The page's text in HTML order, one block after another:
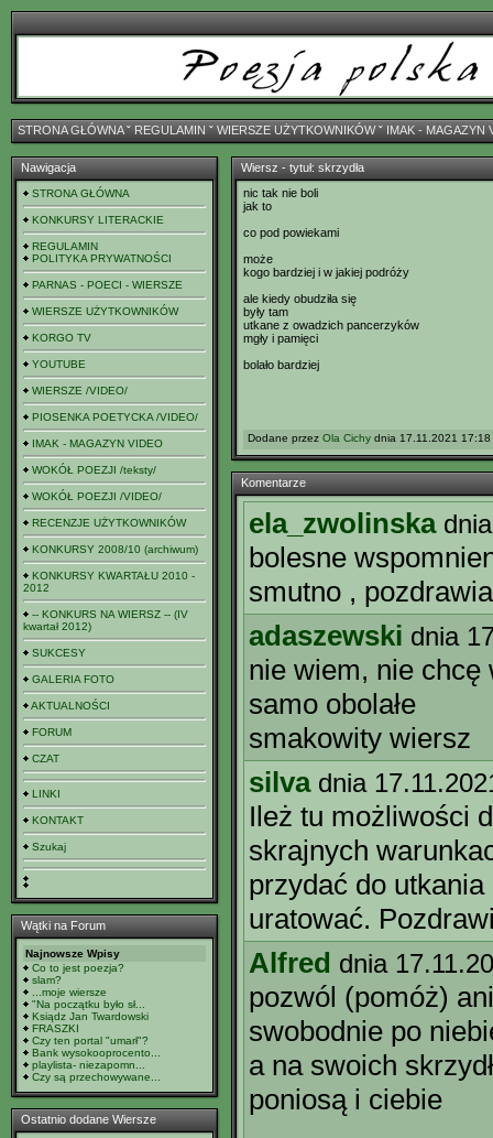
STRONA GŁÓWNAˇ REGULAMIN ˇ WIERSZE UŻYTKOWNIKÓWˇ IMAK - MAGAZYN
Nawigacja
STRONA GŁÓWNA
KONKURSY LITERACKIE
REGULAMIN
POLITYKA PRYWATNOŚCI
PARNAS - POECI - WIERSZE
WIERSZE UŻYTKOWNIKÓW
KORGO TV
YOUTUBE
WIERSZE /VIDEO/
PIOSENKA POETYCKA /VIDEO/
IMAK - MAGAZYN VIDEO
WOKÓŁ POEZJI /teksty/
WOKÓŁ POEZJI /VIDEO/
RECENZJE UŻYTKOWNIKÓW
KONKURSY 2008/10 (archiwum)
KONKURSY KWARTAŁU 2010 -
2012
-- KONKURS NA WIERSZ -- (IV
kwartał 2012)
SUKCESY
GALERIA FOTO
AKTUALNOŚCI
FORUM
CZAT
LINKI
KONTAKT
Szukaj
Wątki na Forum
Najnowsze Wpisy
Co to jest poezja?
slam?
...moje wiersze
"Na początku było sł...
Ksiądz Jan Twardowski
FRASZKI
Czy ten portal "umarł"?
Bank wysokooprocento...
playlista- niezapomn...
Czy są przechowywane...
Ostatnio dodane Wiersze
Wiersz - tytuł: skrzydła
nic tak nie boli
jak to
co pod powiekami
może
kogo bardziej i w jakiej podróży
ale kiedy obudziła się
były tam
utkane z owadzich pancerzyków
mgły i pamięci
bolało bardziej
Dodane przez Ola Cichy dnia 17.11.2021 17:18
Komentarze
ela_zwolinska
bolesne
smutno ,
adaszewski dnia
nie wiem, nie chcę
samo obolałe
smakowity wiersz
silva dnia
Ileż tu możliwości
skrajnych
przydać do
uratować.
Alfred dnia
pozwól (pomóż)
swobodnie po
a na swoich
poniosą i ciebie